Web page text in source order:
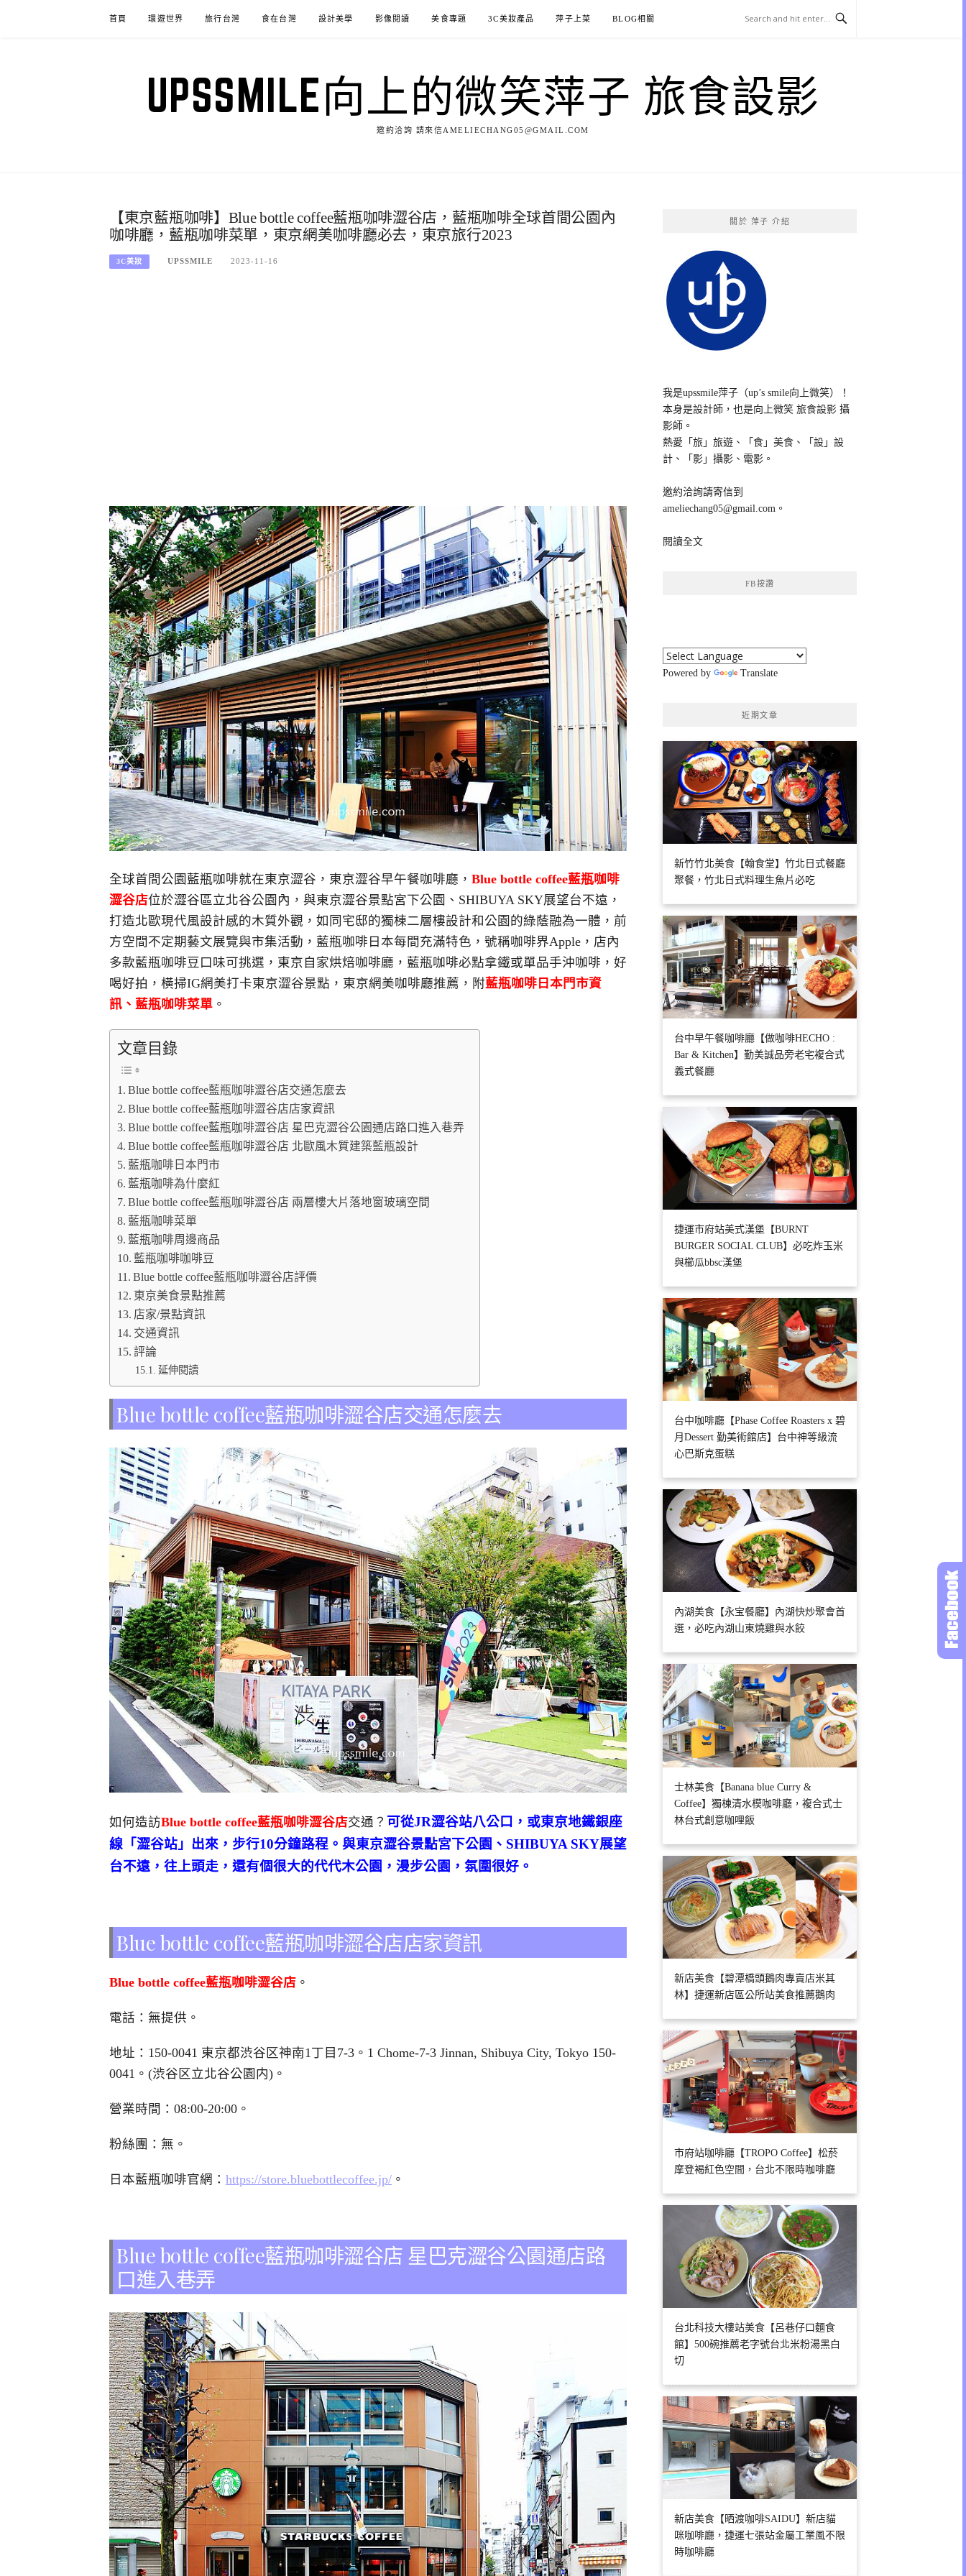
首頁 環遊世界 旅行台灣 食在台灣 設計美學 影像閱讀 美食專題 3C美妝產品 萍子上菜 BLOG相關
UPSSMILE向上的微笑萍子 旅食設影
邀約洽詢 請來信AMELIECHANG05@GMAIL.COM
【東京藍瓶咖啡】Blue bottle coffee藍瓶咖啡澀谷店，藍瓶咖啡全球首間公園內
咖啡廳，藍瓶咖啡菜單，東京網美咖啡廳必去，東京旅行2023
3C美妝 UPSSMILE 2023-11-16
全球首間公園藍瓶咖啡就在東京澀谷，東京澀谷早午餐咖啡廳， Blue bottle coffee藍瓶咖啡
澀谷店位於澀谷區立北谷公園內，與東京澀谷景點宮下公園、SHIBUYA SKY展望台不遠，
打造北歐現代風設計感的木質外觀，如同宅邸的獨棟二層樓設計和公園的綠蔭融為一體，前
方空間不定期藝文展覽與市集活動，藍瓶咖啡日本每間充滿特色，號稱咖啡界Apple，店內
多款藍瓶咖啡豆口味可挑選，東京自家烘焙咖啡廳，藍瓶咖啡必點拿鐵或單品手沖咖啡，好
喝好拍，橫掃IG網美打卡東京澀谷景點，東京網美咖啡廳推薦，附藍瓶咖啡日本門市資
訊、藍瓶咖啡菜單 。
文章目錄
Blue bottle coffee藍瓶咖啡澀谷店交通怎麼去
Blue bottle coffee藍瓶咖啡澀谷店店家資訊
Blue bottle coffee藍瓶咖啡澀谷店 星巴克澀谷公園通店路口進入巷弄
Blue bottle coffee藍瓶咖啡澀谷店 北歐風木質建築藍瓶設計
藍瓶咖啡日本門市
藍瓶咖啡為什麼紅
Blue bottle coffee藍瓶咖啡澀谷店 兩層樓大片落地窗玻璃空間
藍瓶咖啡菜單
藍瓶咖啡周邊商品
藍瓶咖啡咖啡豆
Blue bottle coffee藍瓶咖啡澀谷店評價
東京美食景點推薦
店家/景點資訊
交通資訊
評論
延伸閱讀
Blue bottle coffee藍瓶咖啡澀谷店交通怎麼去
如何造訪Blue bottle coffee藍瓶咖啡澀谷店交通？ 可從JR澀谷站八公口，或東京地鐵銀座
線「澀谷站」出來，步行10分鐘路程。與東京澀谷景點宮下公園、SHIBUYA SKY展望
台不遠，往上頭走，還有個很大的代代木公園，漫步公園，氛圍很好。
Blue bottle coffee藍瓶咖啡澀谷店店家資訊
Blue bottle coffee藍瓶咖啡澀谷店 。
電話：無提供。
地址：150-0041 東京都渋谷区神南1丁目7-3。1 Chome-7-3 Jinnan, Shibuya City, Tokyo 150-
0041。(渋谷区立北谷公園内)。
營業時間：08:00-20:00。
粉絲團：無。
日本藍瓶咖啡官網： https://store.bluebottlecoffee.jp/ 。
Blue bottle coffee藍瓶咖啡澀谷店 星巴克澀谷公園通店路
口進入巷弄
關於 萍子 介紹
我是upssmile萍子（up’s smile向上微笑）！
本身是設計師，也是向上微笑 旅食設影 攝
影師。
熱愛「旅」旅遊、「食」美食、「設」設
計、「影」攝影、電影。
邀約洽詢請寄信到
ameliechang05@gmail.com。
閱讀全文
FB按讚
Powered by Translate
近期文章
新竹竹北美食【翰食堂】竹北日式餐廳
聚餐，竹北日式料理生魚片必吃
台中早午餐咖啡廳【做咖啡HECHO :
Bar & Kitchen】勤美誠品旁老宅複合式
義式餐廳
捷運市府站美式漢堡【BURNT
BURGER SOCIAL CLUB】必吃炸玉米
與櫛瓜bbsc漢堡
台中咖啡廳【Phase Coffee Roasters x 碧
月Dessert 勤美術館店】台中神等級流
心巴斯克蛋糕
內湖美食【永宝餐廳】內湖快炒聚會首
選，必吃內湖山東燒雞與水餃
士林美食【Banana blue Curry &
Coffee】獨棟清水模咖啡廳，複合式士
林台式創意咖哩飯
新店美食【碧潭橋頭鵝肉專賣店米其
林】捷運新店區公所站美食推薦鵝肉
市府站咖啡廳【TROPO Coffee】松菸
摩登褐紅色空間，台北不限時咖啡廳
台北科技大樓站美食【呂巷仔口麵食
館】500碗推薦老字號台北米粉湯黑白
切
新店美食【晒渡咖啡SAIDU】新店貓
咪咖啡廳，捷運七張站金屬工業風不限
時咖啡廳